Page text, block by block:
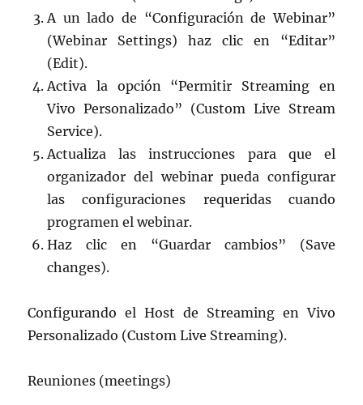
A un lado de “Configuración de Webinar”
(Webinar Settings) haz clic en “Editar”
(Edit).
Activa la opción “Permitir Streaming en
Vivo Personalizado” (Custom Live Stream
Service).
Actualiza las instrucciones para que el
organizador del webinar pueda configurar
las configuraciones requeridas cuando
programen el webinar.
Haz clic en “Guardar cambios” (Save
changes).
Configurando el Host de Streaming en Vivo
Personalizado (Custom Live Streaming).
Reuniones (meetings)